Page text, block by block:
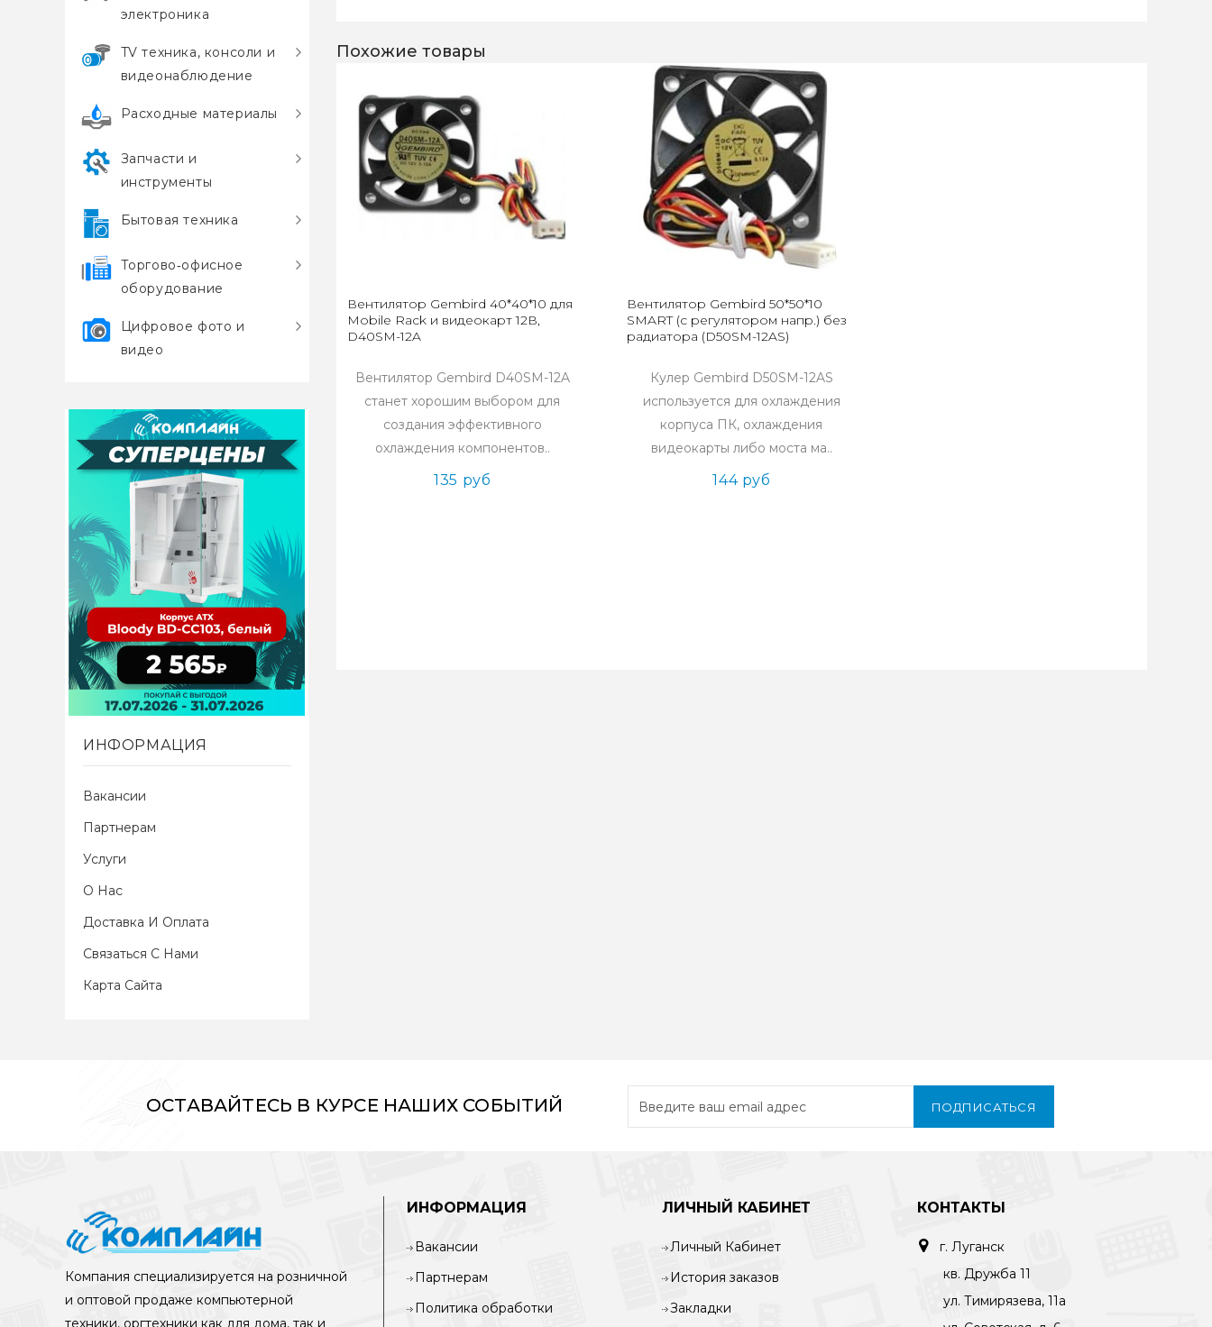
электроника
TV техника, консоли и
видеонаблюдение
Расходные материалы
Запчасти и
инструменты
Бытовая техника
Торгово‑офисное
оборудование
Цифровое фото и
видео
ИНФОРМАЦИЯ
Вакансии
Партнерам
Услуги
О Нас
Доставка И Оплата
Связаться С Нами
Карта Сайта
Похожие товары
Вентилятор Gembird 40*40*10 для
Mobile Rack и видеокарт 12В,
D40SM-12A
Вентилятор Gembird D40SM-12A
станет хорошим выбором для
создания эффективного
охлаждения компонентов..
135 руб
Вентилятор Gembird 50*50*10
SMART (с регулятором напр.) без
радиатора (D50SM-12AS)
Кулер Gembird D50SM-12AS
используется для охлаждения
корпуса ПК, охлаждения
видеокарты либо моста ма..
144 руб
ОСТАВАЙТЕСЬ В КУРСЕ НАШИХ СОБЫТИЙ ПОДПИСАТЬСЯ
Компания специализируется на розничной
и оптовой продаже компьютерной
техники, оргтехники как для дома, так и
ИНФОРМАЦИЯ
Вакансии
Партнерам
Политика обработки
ЛИЧНЫЙ КАБИНЕТ
Личный Кабинет
История заказов
Закладки
КОНТАКТЫ
г. Луганск
кв. Дружба 11
ул. Тимирязева, 11а